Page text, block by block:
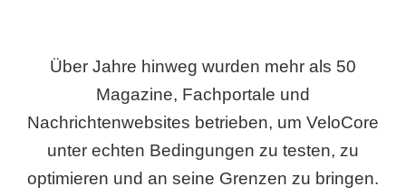
Über Jahre hinweg wurden mehr als 50
Magazine, Fachportale und
Nachrichtenwebsites betrieben, um VeloCore
unter echten Bedingungen zu testen, zu
optimieren und an seine Grenzen zu bringen.